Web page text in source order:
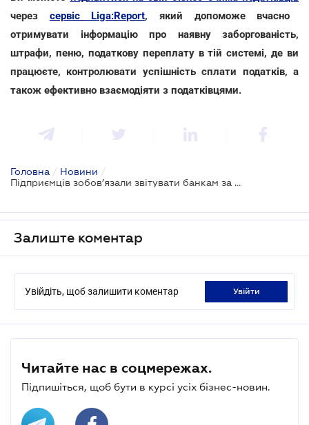
через сервіс Liga:Report, який допоможе вчасно
отримувати інформацію про наявну заборгованість,
штрафи, пеню, податкову переплату в тій системі, де ви
працюєте, контролювати успішність сплати податків, а
також ефективно взаємодіяти з податківцями.
Головна / Новини /
Підприємців зобов’язали звітувати банкам за готівкові розрахунки із фізособами
Залиште коментар
Увійдіть, щоб залишити коментар увійти
Читайте нас в соцмережах.
Підпишіться, щоб бути в курсі усіх бізнес-новин.